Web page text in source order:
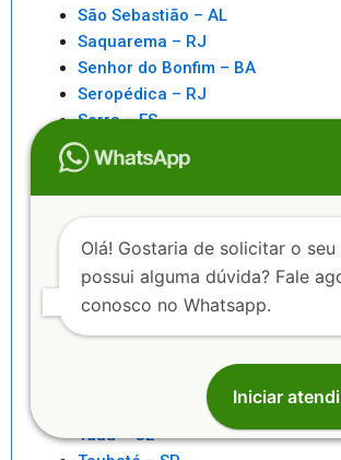
São Sebastião – AL
Saquarema – RJ
Senhor do Bonfim – BA
Seropédica – RJ
Serra – ES
Serrinha – BA
Sete Lagoas – MG
Sinop – MT
Sobral – CE
Sorocaba – SP
Sorriso – MT
Surubim – PE
Suzano – SP
Tangará da Serra – MT
Tauá – CE
Olá! Gostaria de solicitar o
possui alguma dúvida? Fale
conosco no Whatsapp.
Iniciar